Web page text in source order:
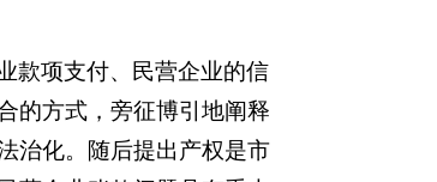
款项支付、民营企业的信
的方式，旁征博引地阐释
治化。随后提出产权是市